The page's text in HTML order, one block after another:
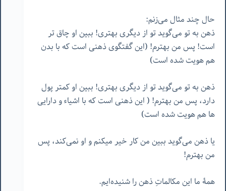
حال چند مثال می‌زنم:
ذهن به تو می‌گوید تو از دیگری بهتری! ببین او چاق تر
است! پس من بهترم! (این گفتگوی ذهنی است که با بدن
هم هویت شده است)
ذهن به تو می‌گوید تو از دیگری بهتری! ببین او کمتر پول
دارد، پس من بهترم! ( این ذهنی است که با اشیاء و دارایی
ها هم هویت شده است)
یا ذهن می‌گوید ببین من کار خیر میکنم و او نمی‌کند، پس
من بهترم!
همۀ ما این مکالماتِ ذهن را شنیده‌ایم.